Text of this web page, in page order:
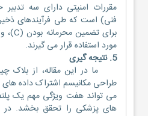
مقررات امنیتی دارای سه
فنی) است که طی فرآیندهای
مورد استفاده قرار می گیرند.
5. نتیجه گیری
ما در این مقاله، از بلاک
طراحی مکانیسم اشتراک داده های
می تواند هفت ویژگی مهم یک
های پزشکی را تحقق بخشد.